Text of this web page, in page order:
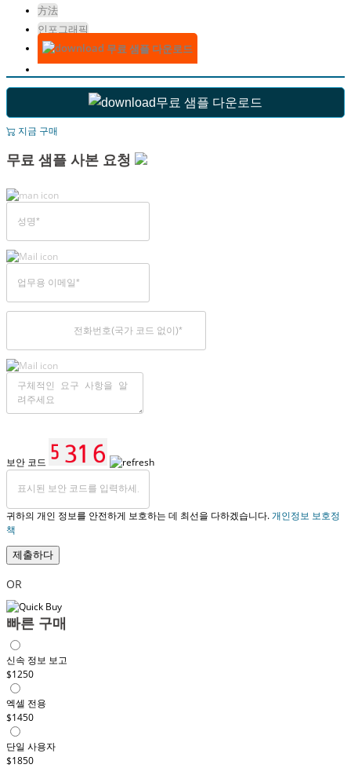
方法
인포그래픽
무료 샘플 다운로드
무료 샘플 다운로드
지금 구매
무료 샘플 사본 요청
보안 코드
귀하의 개인 정보를 안전하게 보호하는 데 최선을 다하겠습니다.개인정보 보호정
책
제출하다
OR
빠른 구매
신속 정보 보고
$1250
엑셀 전용
$1450
단일 사용자
$1850